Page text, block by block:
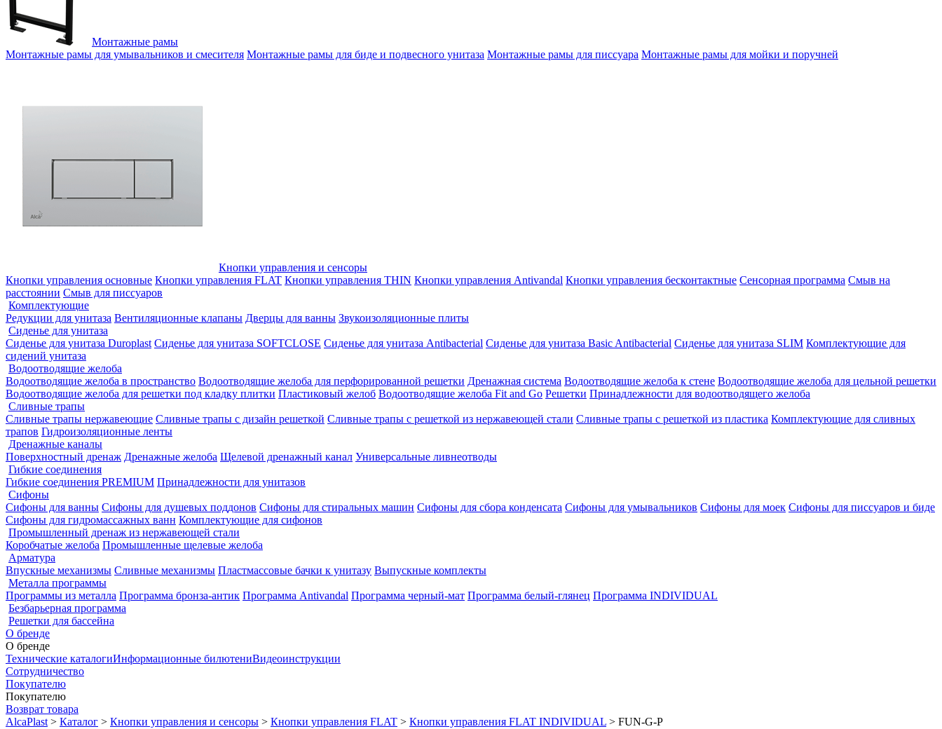
Монтажные рамы
Монтажные рамы для умывальников и смесителя Монтажные рамы для биде и подвесного унитаза Монтажные рамы для писсуара Монтажные рамы для мойки и поручней
Кнопки управления и сенсоры
Кнопки управления основные Кнопки управления FLAT Кнопки управления THIN Кнопки управления Antivandal Кнопки управления бесконтактные Сенсорная программа Смыв на
расстоянии Смыв для писсуаров
Комплектующие
Редукции для унитаза Вентиляционные клапаны Дверцы для ванны Звукоизоляционные плиты
Сиденье для унитаза
Сиденье для унитаза Duroplast Сиденье для унитаза SOFTCLOSE Сиденье для унитаза Antibacterial Сиденье для унитаза Basic Antibacterial Сиденье для унитаза SLIM Комплектующие для
сидений унитаза
Водоотводящие желоба
Водоотводящие желоба в пространство Водоотводящие желоба для перфорированной решетки Дренажная система Водоотводящие желоба к стене Водоотводящие желоба для цельной решетки
Водоотводящие желоба для решетки под кладку плитки Пластиковый желоб Водоотводящие желоба Fit and Go Решетки Принадлежности для водоотводящего желоба
Сливные трапы
Сливные трапы нержавеющие Сливные трапы с дизайн решеткой Сливные трапы с решеткой из нержавеющей стали Сливные трапы с решеткой из пластика Комплектующие для сливных
трапов Гидроизоляционные ленты
Дренажные каналы
Поверхностный дренаж Дренажные желоба Щелевой дренажный канал Универсальные ливнеотводы
Гибкие соединения
Гибкие соединения PREMIUM Принадлежности для унитазов
Сифоны
Сифоны для ванны Сифоны для душевых поддонов Сифоны для стиральных машин Сифоны для сбора конденсата Сифоны для умывальников Сифоны для моек Сифоны для писсуаров и биде
Сифоны для гидромассажных ванн Комплектующие для сифонов
Промышленный дренаж из нержавеющей стали
Коробчатые желоба Промышленные щелевые желоба
Арматура
Впускные механизмы Сливные механизмы Пластмассовые бачки к унитазу Выпускные комплекты
Металла программы
Программы из металла Программа бронза-антик Программа Antivandal Программа черный-мат Программа белый-глянец Программа INDIVIDUAL
Безбарьерная программа
Решетки для бассейна
О бренде
О бренде
Технические каталогиИнформационные билютениВидеоинструкции
Сотрудничество
Покупателю
Покупателю
Возврат товара
AlcaPlast > Каталог > Кнопки управления и сенсоры > Кнопки управления FLAT > Кнопки управления FLAT INDIVIDUAL > FUN-G-P